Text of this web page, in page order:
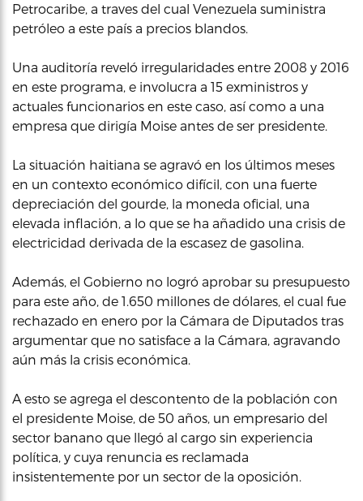
Petrocaribe, a traves del cual Venezuela suministra
petróleo a este país a precios blandos.
Una auditoría reveló irregularidades entre 2008 y 2016
en este programa, e involucra a 15 exministros y
actuales funcionarios en este caso, así como a una
empresa que dirigía Moise antes de ser presidente.
La situación haitiana se agravó en los últimos meses
en un contexto económico difícil, con una fuerte
depreciación del gourde, la moneda oficial, una
elevada inflación, a lo que se ha añadido una crisis de
electricidad derivada de la escasez de gasolina.
Además, el Gobierno no logró aprobar su presupuesto
para este año, de 1.650 millones de dólares, el cual fue
rechazado en enero por la Cámara de Diputados tras
argumentar que no satisface a la Cámara, agravando
aún más la crisis económica.
A esto se agrega el descontento de la población con
el presidente Moise, de 50 años, un empresario del
sector banano que llegó al cargo sin experiencia
política, y cuya renuncia es reclamada
insistentemente por un sector de la oposición.